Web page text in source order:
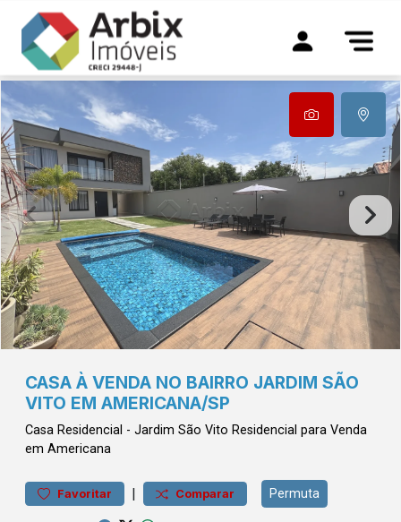
CASA À VENDA NO BAIRRO JARDIM SÃO
VITO EM AMERICANA/SP
Casa Residencial - Jardim São Vito Residencial para Venda
em Americana
Favoritar | Comparar Permuta